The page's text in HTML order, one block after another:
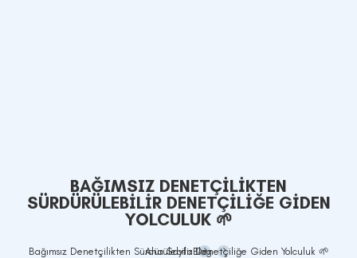
BAĞIMSIZ DENETÇILIKTEN
SÜRDÜRÜLEBILIR DENETÇILIĞE GIDEN
YOLCULUK 🌱
Ana SayfaBlog
Bağımsız Denetçilikten Sürdürülebilir Denetçiliğe Giden Yolculuk 🌱